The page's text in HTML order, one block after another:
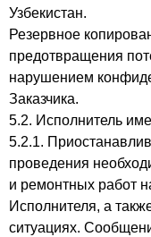
Узбекистан.
Резервное
предотвращения
нарушением
Заказчика.
5.2. Исполнитель
5.2.1.
проведения
и ремонтных работ
Исполнителя, а
ситуациях.